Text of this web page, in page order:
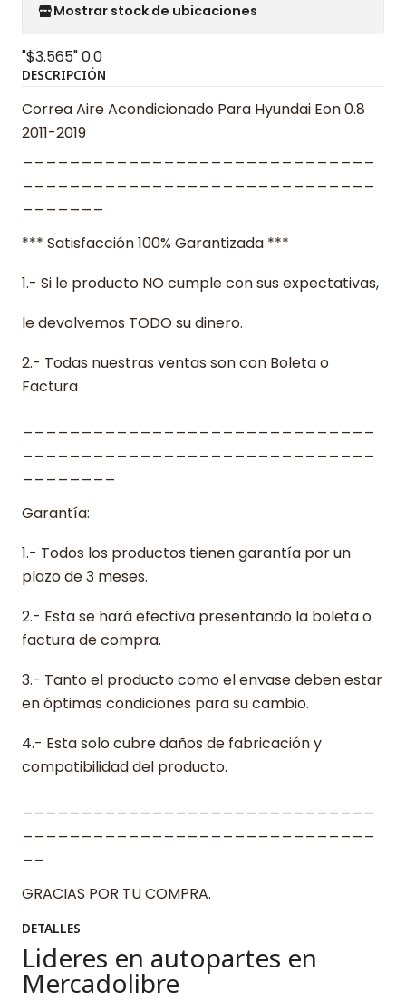
Mostrar stock de ubicaciones
"$3.565"0.0
DESCRIPCIÓN
Correa Aire Acondicionado Para Hyundai Eon 0.8
2011-2019
*** Satisfacción 100% Garantizada ***
1.- Si le producto NO cumple con sus expectativas,
le devolvemos TODO su dinero.
2.- Todas nuestras ventas son con Boleta o
Factura
Garantía:
1.- Todos los productos tienen garantía por un
plazo de 3 meses.
2.- Esta se hará efectiva presentando la boleta o
factura de compra.
3.- Tanto el producto como el envase deben estar
en óptimas condiciones para su cambio.
4.- Esta solo cubre daños de fabricación y
compatibilidad del producto.
GRACIAS POR TU COMPRA.
DETALLES
Lideres en autopartes en
Mercadolibre